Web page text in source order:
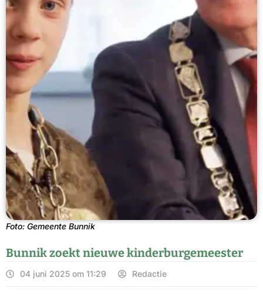
Foto: Gemeente Bunnik
Bunnik zoekt nieuwe kinderburgemeester
04 juni 2025 om 11:29 Redactie